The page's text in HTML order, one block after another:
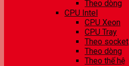
Theo dòng
CPU Intel
CPU Xeon
CPU Tray
Theo socket
Theo dòng
Theo thế hệ